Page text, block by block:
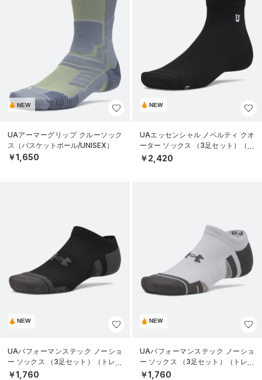
NEW
UAアーマーグリップ クルーソック
ス（バスケットボール/UNISEX）
￥1,650
NEW
UAエッセンシャル ノベルティ クオ
ーター ソックス （3足セット）（ラ
イフスタイル/UNISEX）
￥2,420
NEW
UAパフォーマンステック ノーショ
ー ソックス （3足セット）（トレー
ニング/UNISEX）
￥1,760
NEW
UAパフォーマンステック ノーショ
ー ソックス （3足セット）（トレー
ニング/UNISEX）
￥1,760